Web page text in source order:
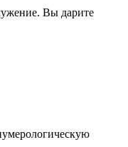
Вы дарите